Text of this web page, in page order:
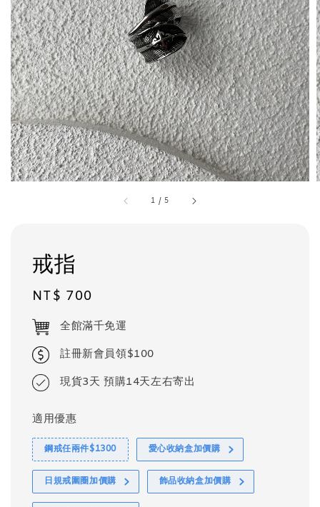
1 /5
戒指
Regular
price
NT$ 700
全館滿千免運
註冊新會員領$100
現貨3天 預購14天左右寄出
適用優惠
鋼戒任兩件$1300 愛心收納盒加價購
日規戒圍圈加價購 飾品收納盒加價購